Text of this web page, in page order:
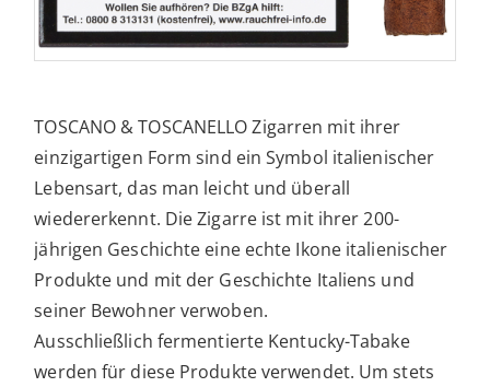
TOSCANO & TOSCANELLO Zigarren mit ihrer
einzigartigen Form sind ein Symbol italienischer
Lebensart, das man leicht und überall
wiedererkennt. Die Zigarre ist mit ihrer 200-
jährigen Geschichte eine echte Ikone italienischer
Produkte und mit der Geschichte Italiens und
seiner Bewohner verwoben.
Ausschließlich fermentierte Kentucky-Tabake
werden für diese Produkte verwendet. Um stets